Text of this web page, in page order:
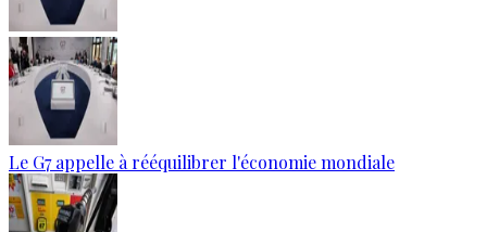
Le G7 appelle à rééquilibrer l'économie mondiale